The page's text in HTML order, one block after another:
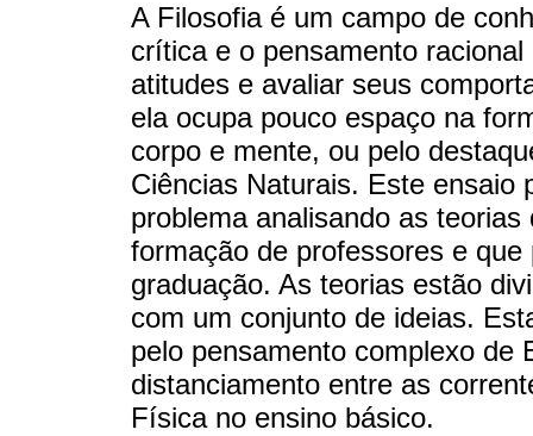
A Filosofia é um campo de
crítica e o pensamento
atitudes e avaliar seus
ela ocupa pouco espaço na
corpo e mente, ou pelo
Ciências Naturais. Este ensaio
problema analisando as
formação de professores e
graduação. As teorias estão
com um conjunto de ideias.
pelo pensamento complexo de
distanciamento entre as
Física no ensino básico.